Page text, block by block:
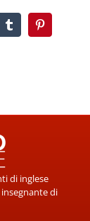
TumblrPinterest
di inglese
di